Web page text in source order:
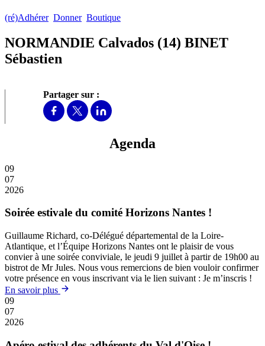
(ré)Adhérer Donner Boutique
NORMANDIE Calvados (14) BINET
Sébastien
Partager sur :
Agenda
09
07
2026
Soirée estivale du comité Horizons Nantes !
Guillaume Richard, co-Délégué départemental de la Loire-
Atlantique, et l’Équipe Horizons Nantes ont le plaisir de vous
convier à une soirée conviviale, le jeudi 9 juillet à partir de 19h00 au
bistrot de Mr Jules. Nous vous remercions de bien vouloir confirmer
votre présence en vous inscrivant via le lien suivant : Je m’inscris !
En savoir plus
09
07
2026